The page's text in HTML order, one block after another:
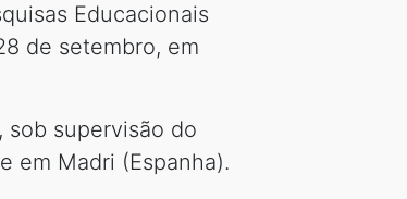
Educacionais
de setembro, em
supervisão do
em Madri (Espanha).